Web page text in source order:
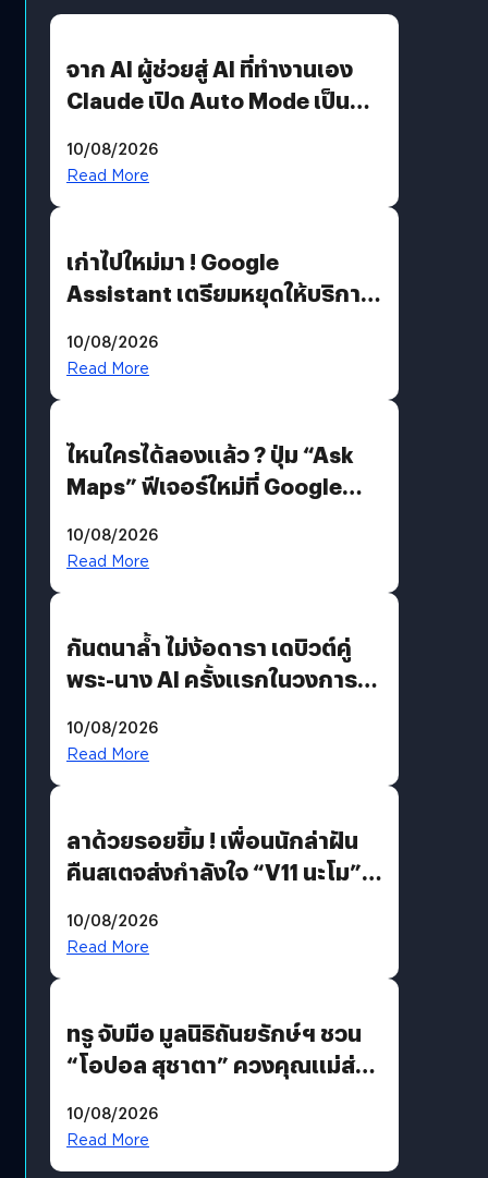
จาก AI ผู้ช่วยสู่ AI ที่ทำงานเอง
Claude เปิด Auto Mode เป็นค่า
10/08/2026
Read More
เก่าไปใหม่มา ! Google
Assistant เตรียมหยุดให้บริการ
แทน
10/08/2026
Read More
ไหนใครได้ลองแล้ว ? ปุ่ม “Ask
Maps” ฟีเจอร์ใหม่ที่ Google
คุยกับแผนที่ได้แล้ว
10/08/2026
Read More
กันตนาล้ำ ไม่ง้อดารา เดบิวต์คู่
พระ-นาง AI ครั้งแรกในวงการ
10/08/2026
Read More
ลาด้วยรอยยิ้ม ! เพื่อนนักล่าฝัน
คืนสเตจส่งกำลังใจ “V11 นะโม”
รักแน่นฮอลล์
10/08/2026
Read More
ทรู จับมือ มูลนิธิถันยรักษ์ฯ ชวน
“โอปอล สุชาตา” ควงคุณแม่ส่ง
เติมเต็มความหมายวันแม่ปีนี้
10/08/2026
Read More